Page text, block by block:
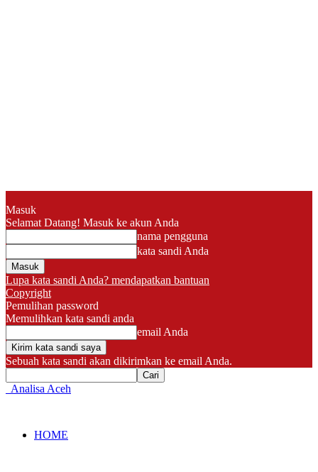
Masuk
Selamat Datang! Masuk ke akun Anda
nama pengguna
kata sandi Anda
Lupa kata sandi Anda? mendapatkan bantuan
Copyright
Pemulihan password
Memulihkan kata sandi anda
email Anda
Sebuah kata sandi akan dikirimkan ke email Anda.
Analisa Aceh
HOME